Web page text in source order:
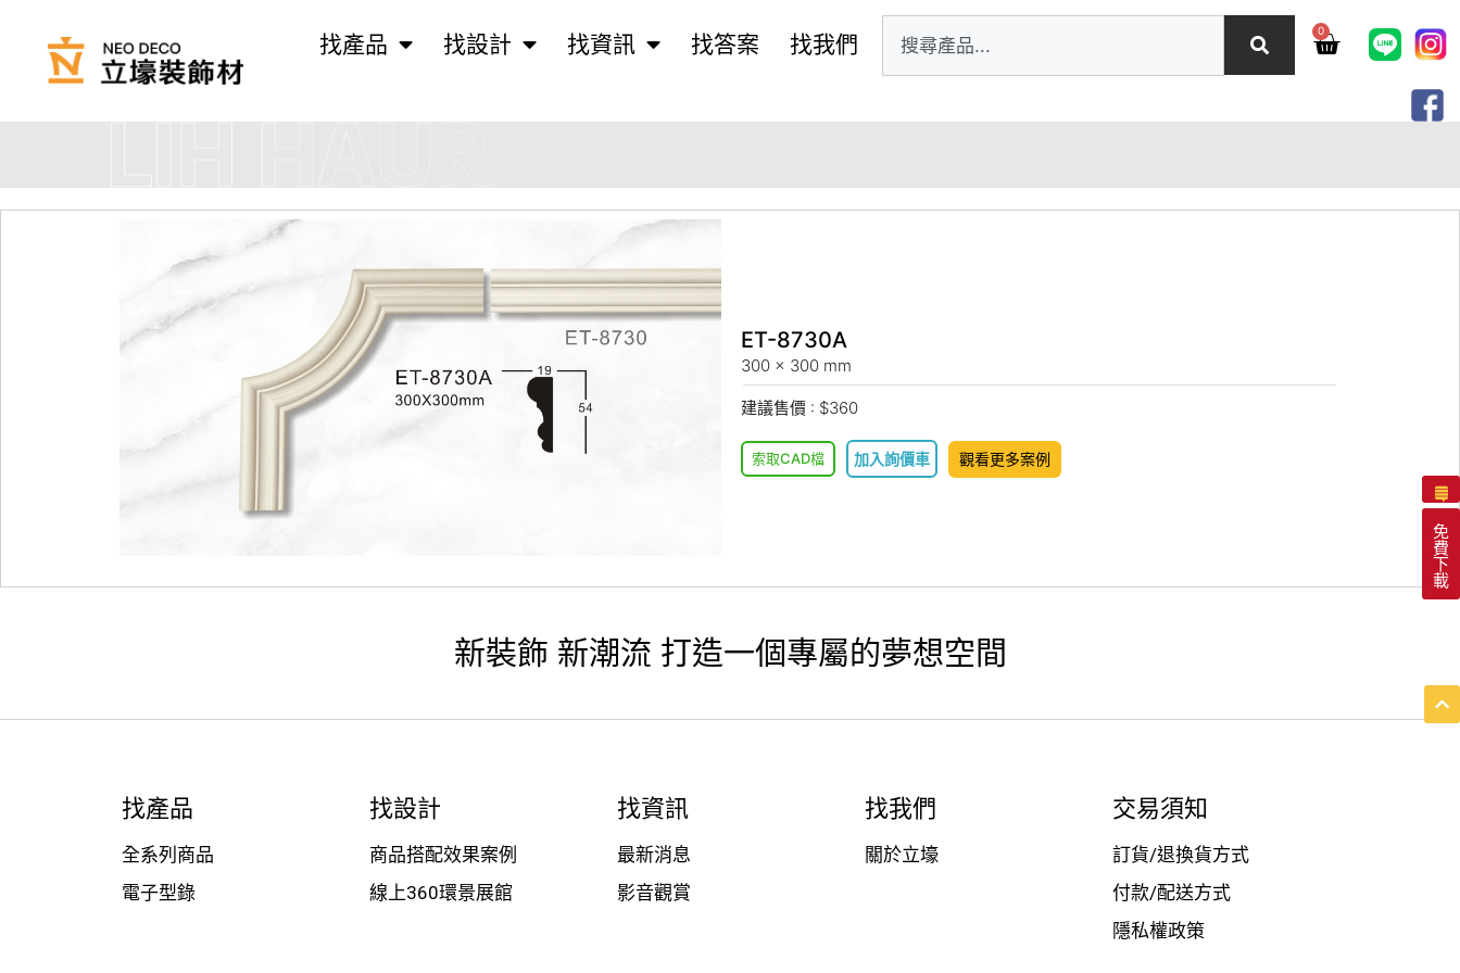
找產品 找設計 找資訊 找答案 找我們 0
ET-8730A
300 x 300 mm
建議售價 : $360
索取CAD檔 加入詢價車 觀看更多案例
免
費
下
載
新裝飾 新潮流 打造一個專屬的夢想空間
找產品
全系列商品
電子型錄
找設計
商品搭配效果案例
線上360環景展館
找資訊
最新消息
影音觀賞
找我們
關於立壕
交易須知
訂貨/退換貨方式
付款/配送方式
隱私權政策